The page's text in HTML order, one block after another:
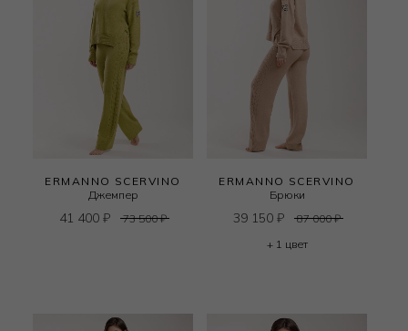
ERMANNO SCERVINO
Джемпер
41 400 ₽ 73 500₽
ERMANNO SCERVINO
Брюки
39 150 ₽ 87 000₽
+ 1 цвет